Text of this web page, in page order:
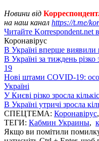
Новини від
на наш канал https://t.me/
Читайте Korrespondent.net
Коронавірус
В Україні вперше виявили
В Україні за тиждень
19
Нові штами COVID-19:
Україні
У Києві різко зросла
В Україні утричі зросла
СПЕЦТЕМА: Коронавірус,
ТЕГИ: Кабмин Украины,
Якщо ви помітили помилку,